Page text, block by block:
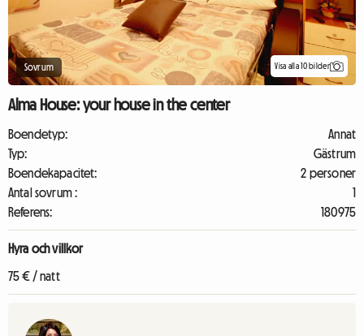
Sovrum Visa alla 10 bilder
Alma House: your house in the center
Boendetyp:
Annat
Typ:
Gästrum
Boendekapacitet:
2 personer
Antal sovrum :
1
Referens:
180975
Hyra och villkor
75 € / natt